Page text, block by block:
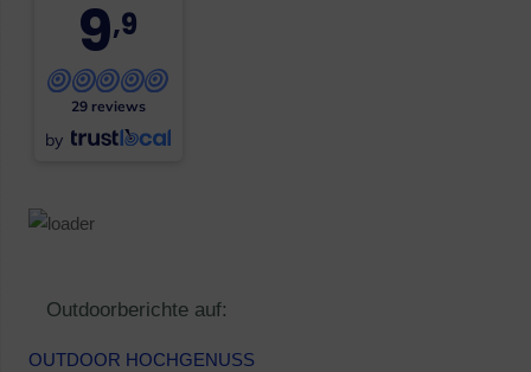
9,9
29 reviews
by
Outdoorberichte auf:
OUTDOOR HOCHGENUSS